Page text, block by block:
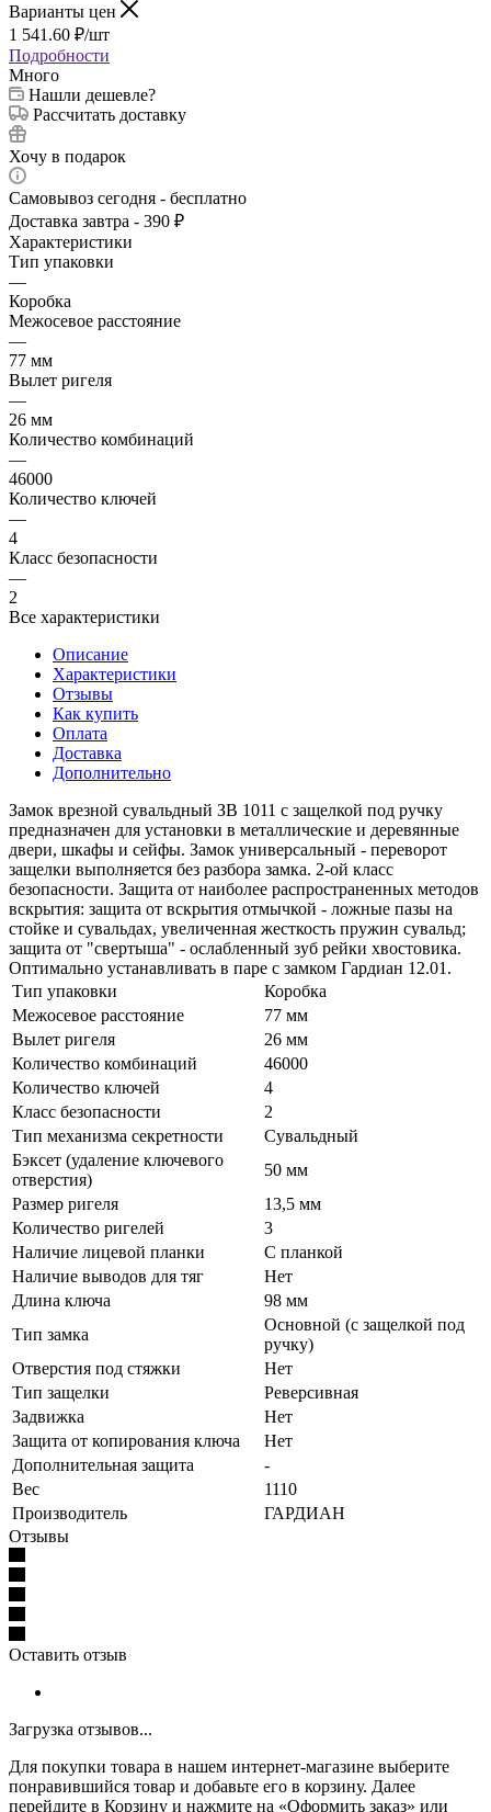
Варианты цен
1 541.60 ₽/шт
Подробности
Много
Нашли дешевле?
Рассчитать доставку
Хочу в подарок
Самовывоз сегодня - бесплатно
Доставка завтра - 390 ₽
Характеристики
Тип упаковки
—
Коробка
Межосевое расстояние
—
77 мм
Вылет ригеля
—
26 мм
Количество комбинаций
—
46000
Количество ключей
—
4
Класс безопасности
—
2
Все характеристики
Описание
Характеристики
Отзывы
Как купить
Оплата
Доставка
Дополнительно
Замок врезной сувальдный ЗВ 1011 с защелкой под ручку
предназначен для установки в металлические и деревянные
двери, шкафы и сейфы. Замок универсальный - переворот
защелки выполняется без разбора замка. 2-ой класс
безопасности. Защита от наиболее распространенных методов
вскрытия: защита от вскрытия отмычкой - ложные пазы на
стойке и сувальдах, увеличенная жесткость пружин сувальд;
защита от "свертыша" - ослабленный зуб рейки хвостовика.
Оптимально устанавливать в паре с замком Гардиан 12.01.
Тип упаковки
Коробка
Межосевое расстояние
77 мм
Вылет ригеля
26 мм
Количество комбинаций
46000
Количество ключей
4
Класс безопасности
2
Тип механизма секретности
Сувальдный
Бэксет (удаление ключевого
отверстия)
50 мм
Размер ригеля
13,5 мм
Количество ригелей
3
Наличие лицевой планки
С планкой
Наличие выводов для тяг
Нет
Длина ключа
98 мм
Тип замка
Основной (с защелкой под
ручку)
Отверстия под стяжки
Нет
Тип защелки
Реверсивная
Задвижка
Нет
Защита от копирования ключа
Нет
Дополнительная защита
-
Вес
1110
Производитель
ГАРДИАН
Отзывы
Оставить отзыв
Загрузка отзывов...
Для покупки товара в нашем интернет-магазине выберите
понравившийся товар и добавьте его в корзину. Далее
перейдите в Корзину и нажмите на «Оформить заказ» или